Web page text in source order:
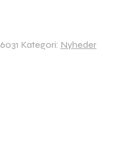
Kategori: Nyheder